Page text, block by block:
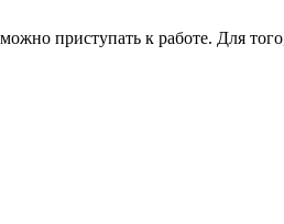
приступать к работе. Для